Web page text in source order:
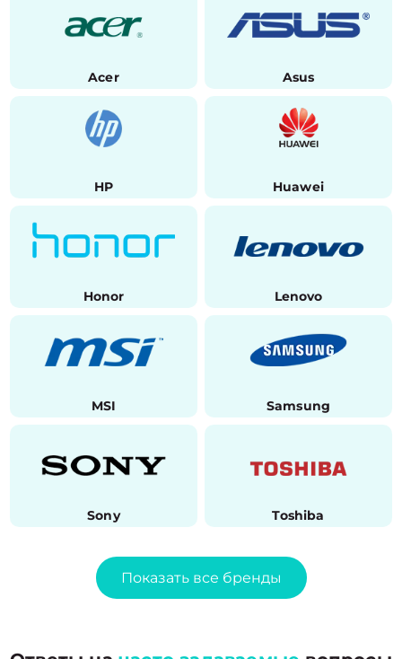
Acer Asus
HP Huawei
Honor Lenovo
MSI Samsung
Sony Toshiba
Показать все бренды